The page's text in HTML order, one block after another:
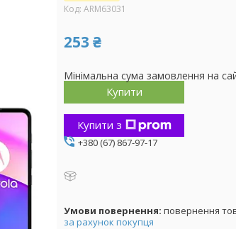
Код: ARM63031
253 ₴
Мінімальна сума замовлення на
Купити
Купити з
+380 (67) 867-97-17
повернення
за рахунок покупця